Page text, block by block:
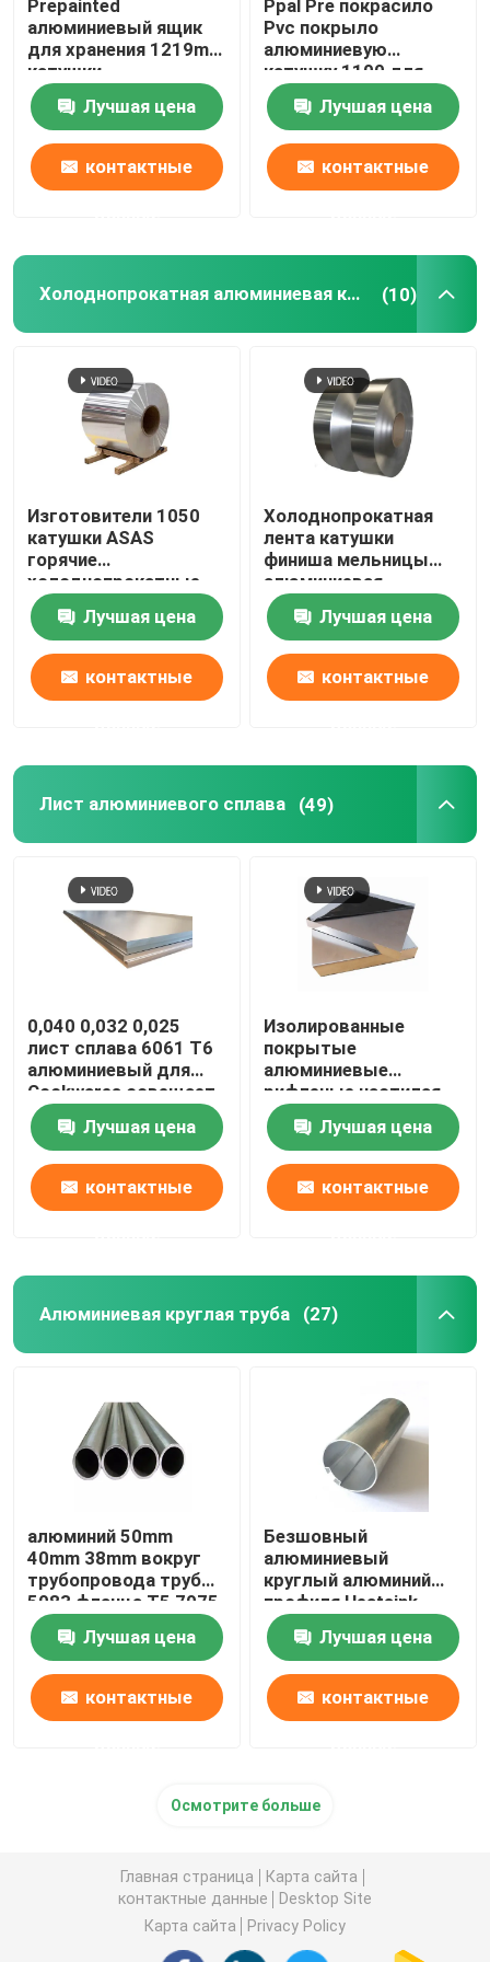
Prepainted
алюминиевый ящик
для хранения 1219mm
катушки
холоднокатаной
стали цинка крена
катушки
Лучшая цена
контактные
Ppal Pre покрасило
Pvc покрыло
алюминиевую
катушку 1100 для
Ziplock пластикового
Mylar кладет 300mm в
мешки 405mm 505mm
Лучшая цена
контактные
Холоднопрокатная алюминиевая катушка (10)
Изготовители 1050
катушки ASAS
горячие
холоднопрокатные
алюминиевые 4047
7023 украшение
тонкий AA 1110
Лучшая цена
контактные
Холоднопрокатная
лента катушки
финиша мельницы
алюминиевая
настилая крышу цинк
275g/M2 Cnc листа
подвергая
механической
обработке
Лучшая цена
контактные
Лист алюминиевого сплава (49)
0,040 0,032 0,025
лист сплава 6061 T6
алюминиевый для
Cookwares освещает
пробелы печатания
сублимацииЛучшая цена
контактные
Изолированные
покрытые
алюминиевые
рифленые настилая
крышу листы
обшивают панелями
1060 1mm 3mm 5mm
10mm 3004 3005
Лучшая цена
контактные
Алюминиевая круглая труба (27)
алюминий 50mm
40mm 38mm вокруг
трубопровода трубы
5083 фланца T5 7075
T6 для трубы масла
Лучшая цена
контактные
Безшовный
алюминиевый
круглый алюминий
профиля Heatsink
трубки трубы
прессовал Knurled
25mm 45mm 70mm
Лучшая цена
контактные
Осмотрите больше
Главная страница
Карта сайта
контактные данные
Desktop Site
Карта сайта
Privacy Policy